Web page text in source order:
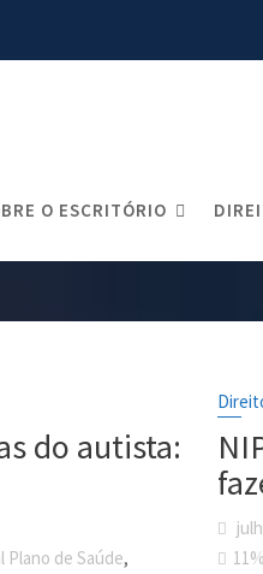
O ESCRITÓRIO
de
do autista:
Plano de Saúde,
11%